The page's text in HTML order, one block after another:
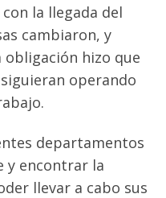
la llegada del
cambiaron, y
hizo que
operando
departamentos
y encontrar la
llevar a cabo sus